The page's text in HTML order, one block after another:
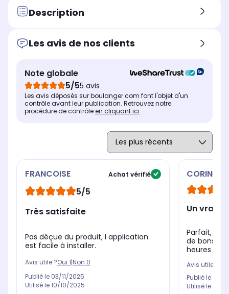
classique
Mode de cuisson adapté
Nombre total de bol inclus
Description
Les avis de nos clients
Note globale
5/55 avis
Les avis déposés sur boulanger.com font l'objet d'un
contrôle avant leur publication. Retrouvez notre
procédure de contrôleen cliquant ici.
FRANCOISE Achat vérifié
5/5
Très satisfaite
Pas déçue du produit, l application
est facile à installer.
Avis utile ?Oui 1|Non 0
Publié le 03/11/2025
Utilisé le10/10/2025
CORINNE
Un vrai
Parfait,
de bons
heures à la
Avis utile ?
Publié le
Utilisé le